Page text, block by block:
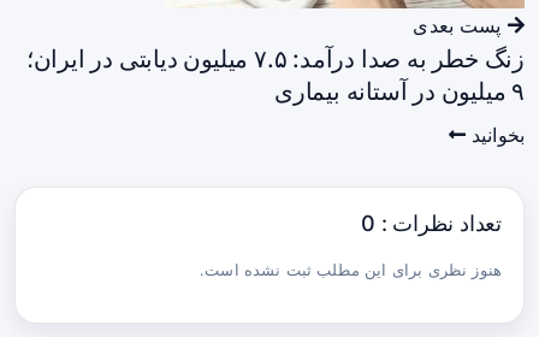
پست بعدی
زنگ خطر به صدا درآمد: ۷.۵ میلیون دیابتی در ایران؛
۹ میلیون در آستانه بیماری
بخوانید
تعداد نظرات : 0
هنوز نظری برای این مطلب ثبت نشده است.